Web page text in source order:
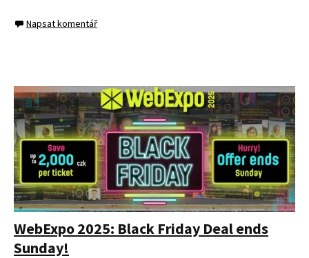
Napsat komentář
WebExpo 2025: Black Friday Deal ends
Sunday!